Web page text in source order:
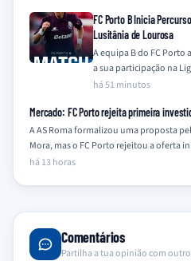
FC Porto B Inicia
Lusitânia de Lourosa
A equipa B do FC Porto
a sua participação na
há 51 minutos
Mercado: FC Porto rejeita primeira
A AS Roma formalizou uma proposta
Mora, mas o FC Porto rejeitou a oferta
há 13 horas
Comentários
Partilha a tua opinião com